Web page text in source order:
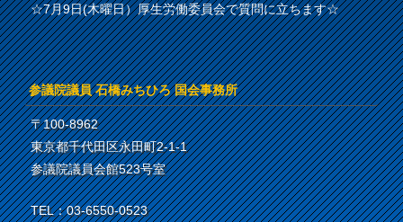
☆7月9日(木曜日）厚生労働委員会で質問に立ちます☆
参議院議員 石橋みちひろ 国会事務所
〒100-8962
東京都千代田区永田町2-1-1
参議院議員会館523号室
TEL：03-6550-0523